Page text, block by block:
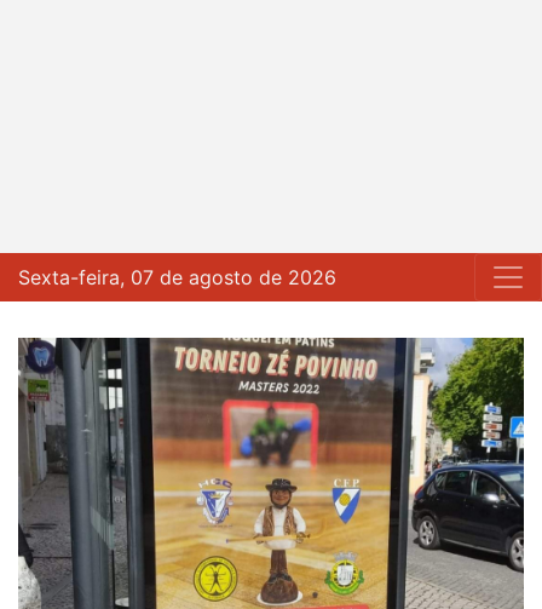
Sexta-feira, 07 de agosto de 2026